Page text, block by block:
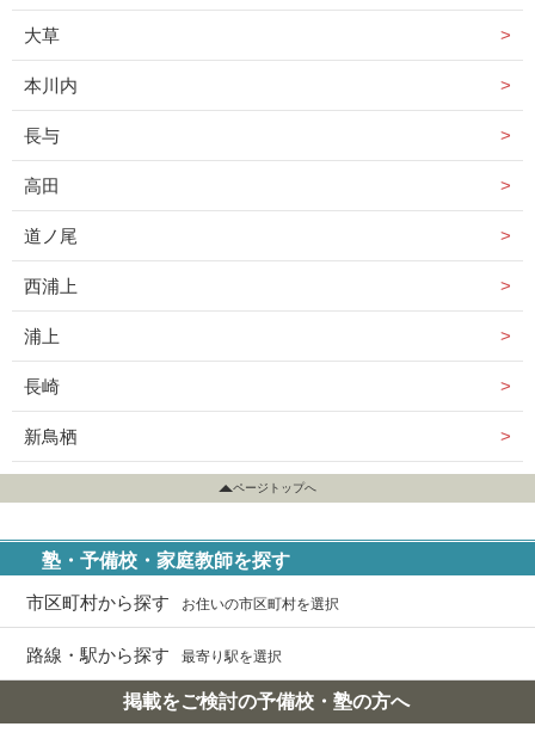
大草
本川内
長与
高田
道ノ尾
西浦上
浦上
長崎
新鳥栖
ページトップへ
塾・予備校・家庭教師を探す
市区町村から探す お住いの市区町村を選択
路線・駅から探す 最寄り駅を選択
掲載をご検討の予備校・塾の方へ